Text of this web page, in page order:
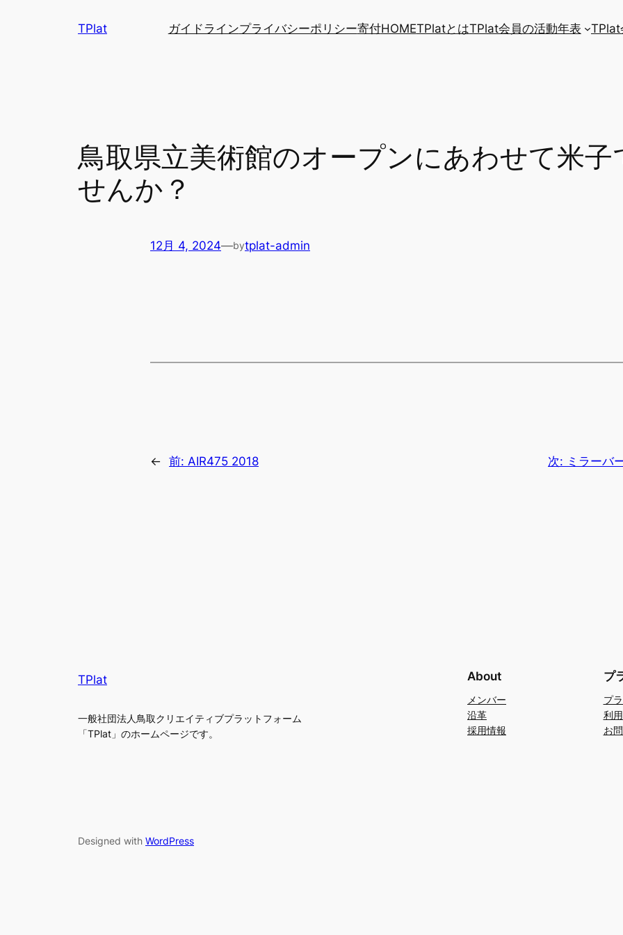
TPlat ガイドラインプライバシーポリシー寄付HOMETPlatとはTPlat会員の活動年表 TPlat
鳥取県立美術館のオープンにあわせて米子
せんか？
12月 4, 2024—bytplat-admin
← 前: AIR475 2018 次: ミラーバ
TPlat
一般社団法人鳥取クリエイティブプラットフォーム
「TPlat」のホームページです。
About
メンバー
沿革
採用情報
プ
プ
利
お
Designed with WordPress